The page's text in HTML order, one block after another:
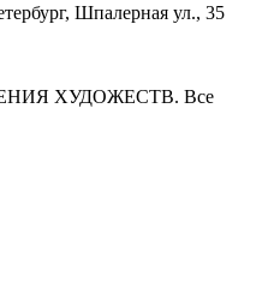
Шпалерная ул., 35
ХУДОЖЕСТВ. Все